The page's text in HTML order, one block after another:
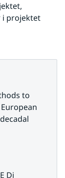
i projektet
to
Di